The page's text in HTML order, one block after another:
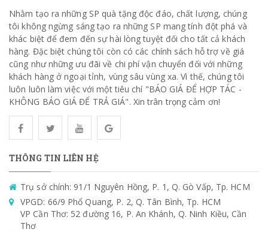
Nhằm tạo ra những SP quà tặng độc đáo, chất lượng, chúng
tôi không ngừng sáng tạo ra những SP mang tính đột phá và
khác biệt để đem đến sự hài lòng tuyệt đối cho tất cả khách
hàng. Đặc biệt chúng tôi còn có các chính sách hỗ trợ về giá
cũng như những ưu đãi về chi phí vận chuyển đối với những
khách hàng ở ngoại tỉnh, vùng sâu vùng xa. Vì thế, chúng tôi
luôn luôn làm việc với một tiêu chí "BÁO GIÁ ĐỂ HỢP TÁC -
KHÔNG BÁO GIÁ ĐỂ TRẢ GIÁ". Xin trân trọng cảm ơn!
THÔNG TIN LIÊN HỆ
Trụ sở chính: 91/1 Nguyên Hồng, P. 1, Q. Gò Vấp, Tp. HCM
VPGD: 66/9 Phổ Quang, P. 2, Q. Tân Bình, Tp. HCM
VP Cần Thơ: 52 đường 16, P. An Khánh, Q. Ninh Kiều, Cần
Thơ